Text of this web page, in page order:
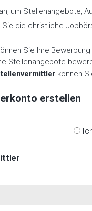
um Stellenangebote,
die christliche
Sie Ihre
Stellenangebote
können
erstellen